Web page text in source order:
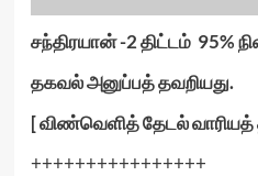
சந்திரயான் -2 திட்டம் 95%
தகவல் அனுப்பத் தவறியது.
[ விண்வெளித் தேடல்
++++++++++++++++